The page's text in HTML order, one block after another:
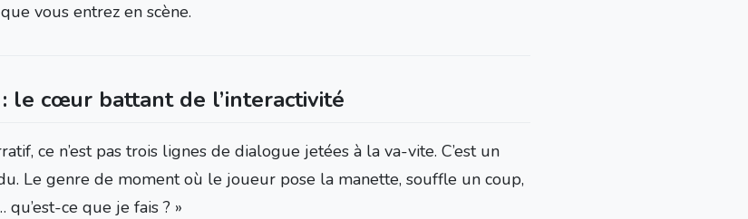
vous entrez en scène.
: le cœur battant de l’interactivité
ce n’est pas trois lignes de dialogue jetées à la va-vite. C’est un
Le genre de moment où le joueur pose la manette, souffle un coup,
qu’est-ce que je fais ? »